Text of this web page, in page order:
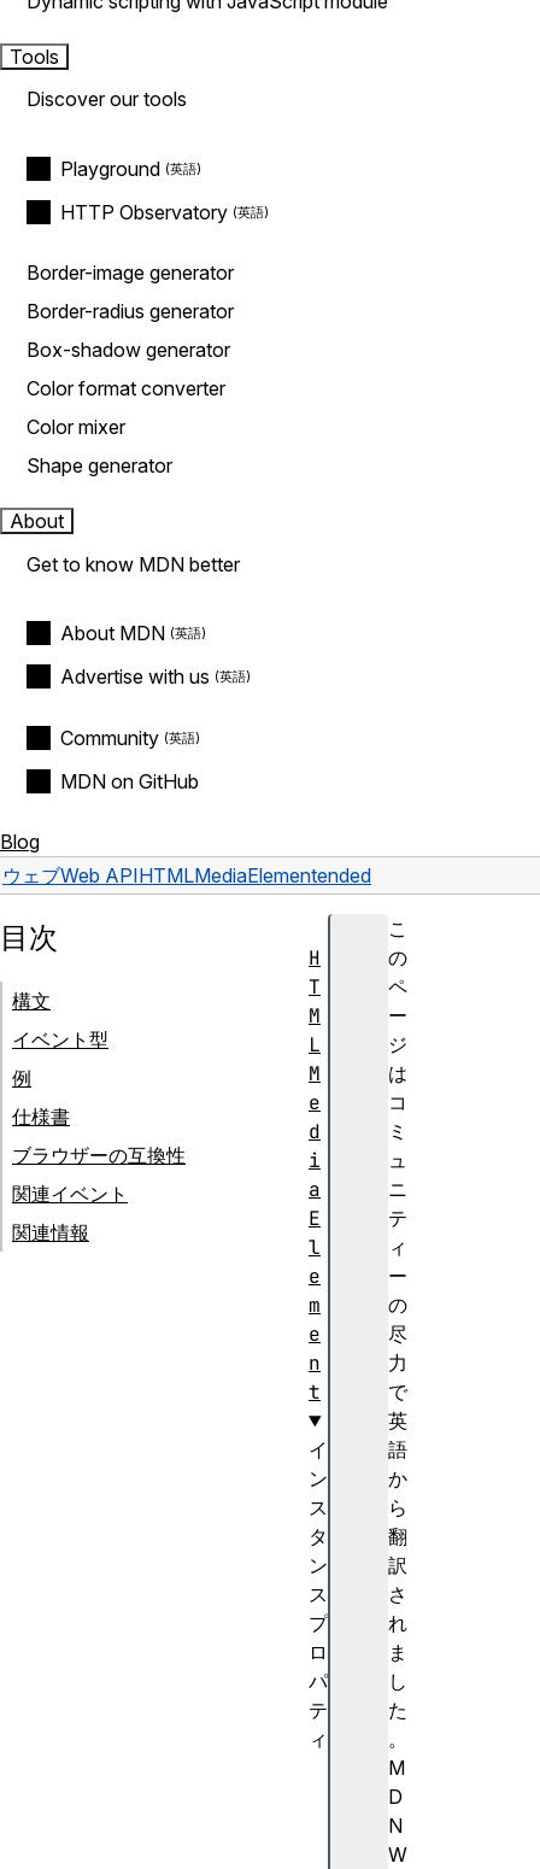
Tools
Discover our tools
Playground
HTTP Observatory
Border-image generator
Border-radius generator
Box-shadow generator
Color format converter
Color mixer
Shape generator
About
Get to know MDN better
About MDN
Advertise with us
Community
MDN on GitHub
Blog
ウェブWeb APIHTMLMediaElementended
こ
の
ペ
ー
ジ
は
コ
ミ
ュ
ニ
テ
ィ
ー
の
尽
力
で
英
語
か
ら
翻
訳
さ
れ
ま
し
た
。
M
D
N
W
目次
構文
イベント型
例
仕様書
ブラウザーの互換性
関連イベント
関連情報
H
T
M
L
M
e
d
i
a
E
l
e
m
e
n
t
イ
ン
ス
タ
ン
ス
プ
ロ
パ
テ
ィ